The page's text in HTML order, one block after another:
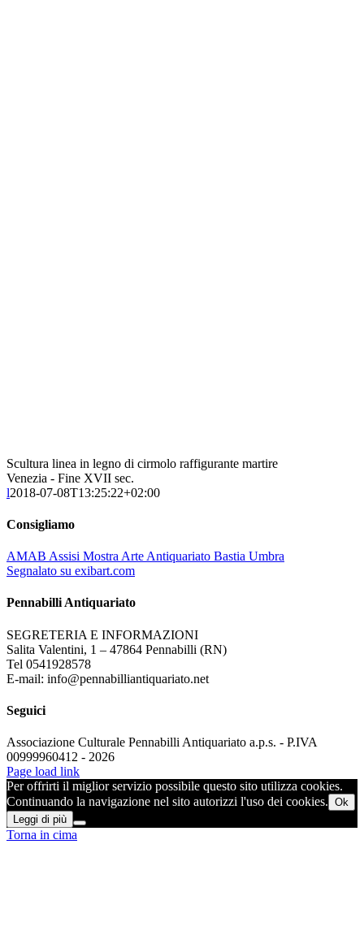
Scultura linea in legno di cirmolo raffigurante martire
Venezia - Fine XVII sec.
l2018-07-08T13:25:22+02:00
Consigliamo
AMAB Assisi Mostra Arte Antiquariato Bastia Umbra
Segnalato su exibart.com
Pennabilli Antiquariato
SEGRETERIA E INFORMAZIONI
Salita Valentini, 1 – 47864 Pennabilli (RN)
Tel 0541928578
E-mail: info@pennabilliantiquariato.net
Seguici
Associazione Culturale Pennabilli Antiquariato a.p.s. - P.IVA
00999960412 - 2026
Page load link
Per offrirti il miglior servizio possibile questo sito utilizza cookies.
Continuando la navigazione nel sito autorizzi l'uso dei cookies. Ok
Leggi di più
Torna in cima